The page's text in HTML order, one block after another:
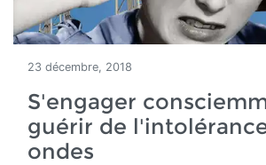
23 décembre, 2018
S'engager
guérir de
ondes